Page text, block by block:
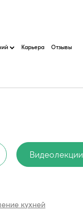
Карьера Отзывы
Видеолекции
кухней